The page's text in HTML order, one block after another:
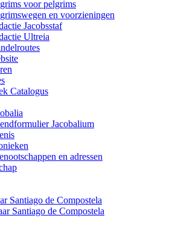
voor pelgrims
en voorzieningen
Jacobsstaf
Ultreia
Catalogus
Jacobalium
en adressen
Santiago de Compostela
Santiago de Compostela